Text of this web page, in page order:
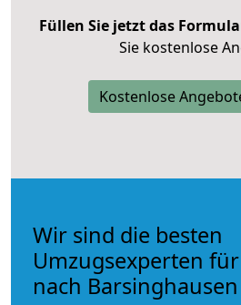
Füllen Sie jetzt das
Sie kostenlose
Kostenlose
Wir sind die besten
Umzugsexperten
nach Barsinghausen